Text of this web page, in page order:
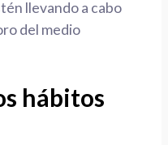
llevando a cabo
del medio
hábitos